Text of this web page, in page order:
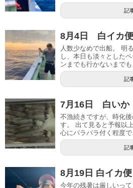
記
8月4日 白イカ便
人数少なめで出船。 明
し、本日も淡々とした
ンまでも行かないまでも
記
7月16日 白いか
不漁続きですが、時化
す。 出て見ると予報以
心にパラパラ付く程度で
記
8月19日 白イカ便
今年の残暑は厳しいっ